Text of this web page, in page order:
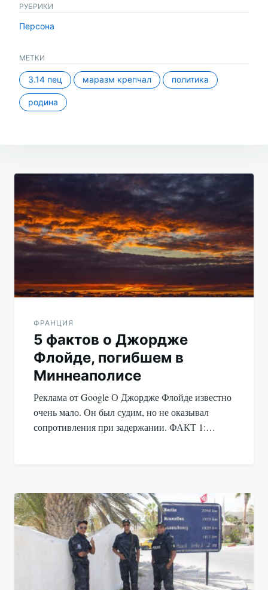
РУБРИКИ
Персона
МЕТКИ
3.14 пец маразм крепчал политика
родина
Навигация
по
записям
ФРАНЦИЯ
5 фактов о Джордже
Флойде, погибшем в
Миннеаполисе
Реклама от Google О Джордже Флойде известно
очень мало. Он был судим, но не оказывал
сопротивления при задержании. ФАКТ 1:…